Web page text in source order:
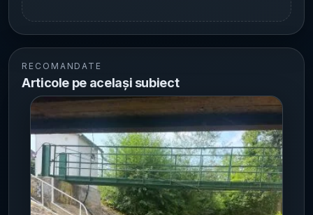
RECOMANDATE
Articole pe același subiect